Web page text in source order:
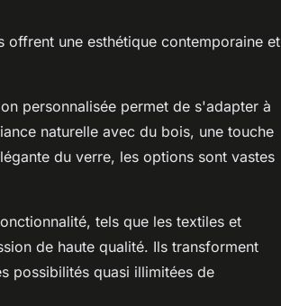
offrent une esthétique contemporaine et
personnalisée permet de s'adapter à
naturelle avec du bois, une touche
du verre, les options sont vastes
tels que les textiles et
de haute qualité. Ils transforment
possibilités quasi illimitées de